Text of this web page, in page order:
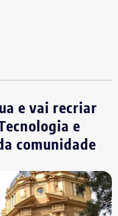
e vai recriar
e
comunidade